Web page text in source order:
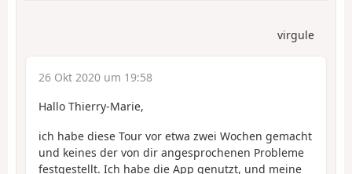
virgule
26 Okt 2020 um 19:58
Hallo Thierry-Marie,
ich habe diese Tour vor etwa zwei Wochen gemacht
und keines der von dir angesprochenen Probleme
festgestellt. Ich habe die App genutzt, und meine